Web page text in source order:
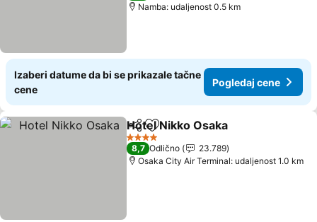
Namba: udaljenost 0.5 km
Izaberi datume da bi se prikazale tačne
cene
Pogledaj cene
Deli Dodati u favorite
Hotel Nikko Osaka
4 Zvezdice
8,7 Odlično
23.789
Osaka City Air Terminal: udaljenost 1.0 km